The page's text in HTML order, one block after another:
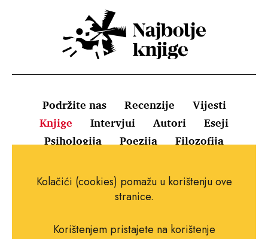
Podržite nas Recenzije
Vijesti
Knjige
Intervjui Autori
Eseji
Psihologija
Poezija Filozofija
Uvjeti korištenja
Pravila o kolačićima
Impressum
Kolačići (cookies) pomažu u korištenju ove
stranice.
Korištenjem pristajete na korištenje